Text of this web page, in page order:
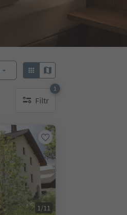
Filtr
1
1 aktywny filtr
1/11